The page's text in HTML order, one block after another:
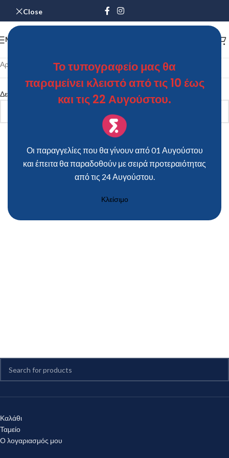
Close
Το τυπογραφείο μας θα
παραμείνει κλειστό από τις 10 έως
και τις 22 Αυγούστου.
Οι παραγγελίες που θα γίνουν από 01 Αυγούστου
και έπειτα θα παραδοθούν με σειρά προτεραιότητας
από τις 24 Αυγούστου.
Κλείσιμο
MENU
Αρχική σελίδα Γυάλινο Μπουκάλι
Δεν βρέθηκε κανένα προϊόν που να ταιριάζει με την επιλογή σας.
Καλάθι
Ταμείο
Ο λογαριασμός μου